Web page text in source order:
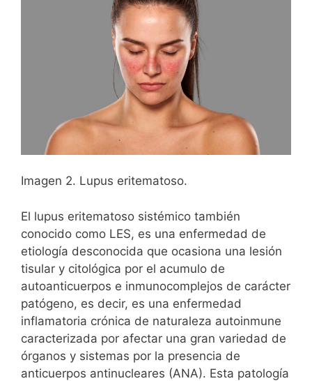
Imagen 2. Lupus eritematoso.
El lupus eritematoso sistémico también
conocido como LES, es una enfermedad de
etiología desconocida que ocasiona una lesión
tisular y citológica por el acumulo de
autoanticuerpos e inmunocomplejos de carácter
patógeno, es decir, es una enfermedad
inflamatoria crónica de naturaleza autoinmune
caracterizada por afectar una gran variedad de
órganos y sistemas por la presencia de
anticuerpos antinucleares (ANA). Esta patología